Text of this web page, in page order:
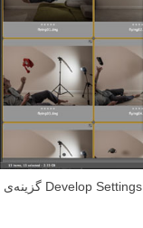
در Bridge بر همان عکس راست کلیک کرده و از Develop Settings گزینه‌ی